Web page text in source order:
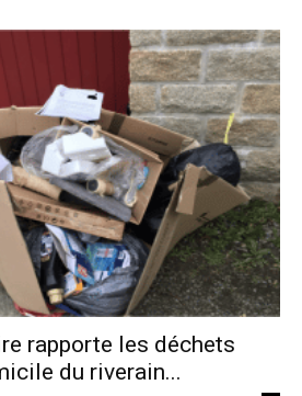
rapporte les déchets
du riverain...